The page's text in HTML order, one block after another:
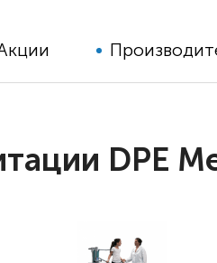
Коляски для
Детские
DPE